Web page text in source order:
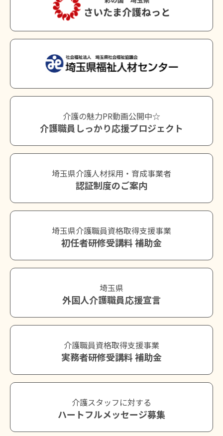
介護の魅力PR動画公開中☆
介護職員しっかり応援プロジェクト
埼玉県介護人材採用・育成事業者
認証制度のご案内
埼玉県介護職員資格取得支援事業
初任者研修受講料 補助金
埼玉県
外国人介護職員応援宣言
介護職員資格取得支援事業
実務者研修受講料 補助金
介護スタッフに対する
ハートフルメッセージ募集